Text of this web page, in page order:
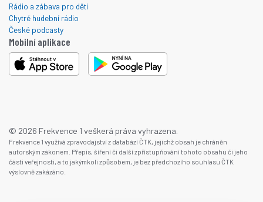
Rádio a zábava pro děti
Chytré hudební rádio
České podcasty
Mobilní aplikace
© 2026 Frekvence 1 veškerá práva vyhrazena.
Frekvence 1 využívá zpravodajství z databází ČTK, jejichž obsah je chráněn
autorským zákonem. Přepis, šíření či další zpřístupňování tohoto obsahu či jeho
části veřejnosti, a to jakýmkoli způsobem, je bez předchozího souhlasu ČTK
výslovně zakázáno.